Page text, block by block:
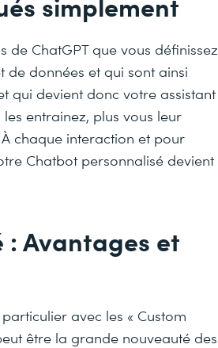
de ChatGPT que vous définissez
données et qui sont ainsi
qui devient donc votre assistant
entrainez, plus vous leur
chaque interaction et pour
Chatbot personnalisé devient
: Avantages et
avec les « Custom
être la grande nouveauté des